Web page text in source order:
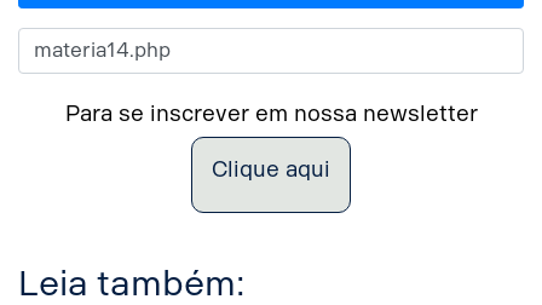
Para se inscrever em nossa newsletter
Clique aqui
Leia também: